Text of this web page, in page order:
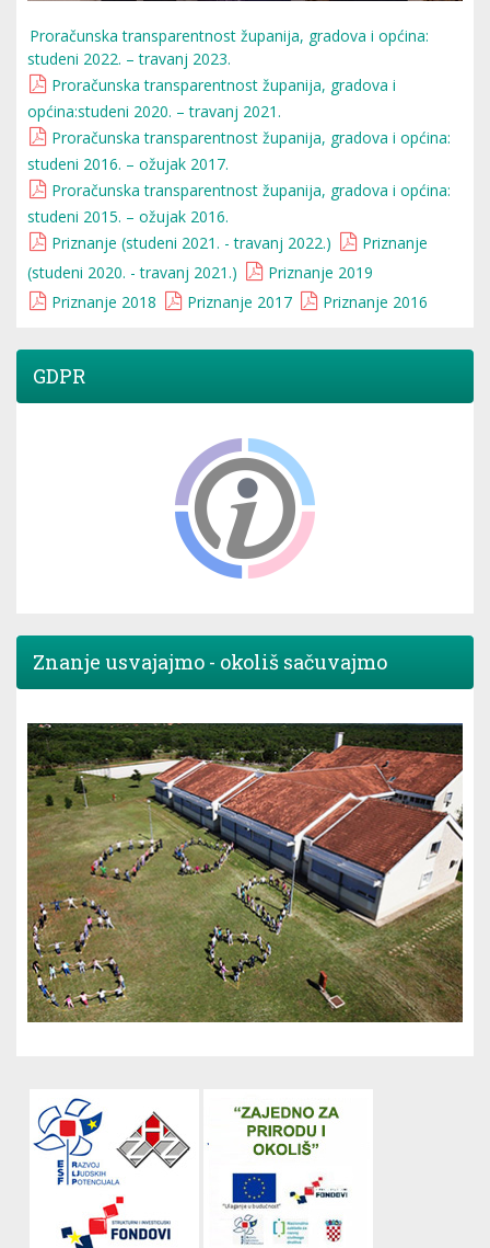
Proračunska transparentnost županija, gradova i općina:
studeni 2022. – travanj 2023.
Proračunska transparentnost županija, gradova i
općina:studeni 2020. – travanj 2021.
Proračunska transparentnost županija, gradova i općina:
studeni 2016. – ožujak 2017.
Proračunska transparentnost županija, gradova i općina:
studeni 2015. – ožujak 2016.
Priznanje (studeni 2021. - travanj 2022.)
Priznanje
(studeni 2020. - travanj 2021.)
Priznanje 2019
Priznanje 2018
Priznanje 2017 Priznanje 2016
GDPR
Znanje usvajajmo - okoliš sačuvajmo